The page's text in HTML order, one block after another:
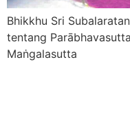
Bhikkhu Sri
tentang
Maṅgalasutta